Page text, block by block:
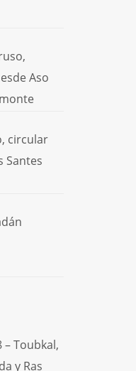
Aso
circular
Santes
– Toubkal,
y Ras